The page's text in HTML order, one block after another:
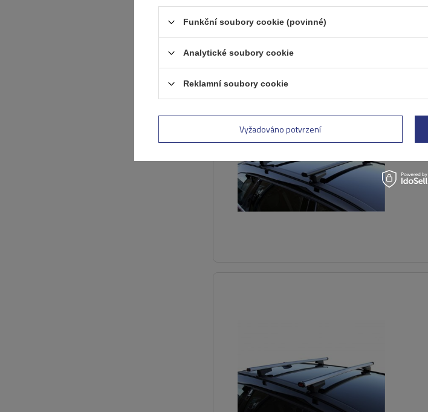
Funkční soubory cookie (povinné)
Analytické soubory cookie
Reklamní soubory cookie
Vyžadováno potvrzení